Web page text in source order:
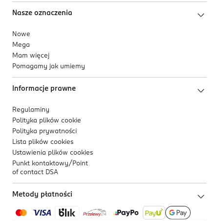
Nasze oznaczenia
Nowe
Mega
Mam więcej
Pomagamy jak umiemy
Informacje prawne
Regulaminy
Polityka plików cookie
Polityka prywatności
Lista plików cookies
Ustawienia plików cookies
Punkt kontaktowy/ Point
of contact DSA
Metody płatności